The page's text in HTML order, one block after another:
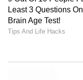
ನೀವು
ಸಂಗ್ರಹಿಸಬಾರದು.
ಕೆಲವು
ಬ್ಯಾಕ್ಟೀರಿಯಾಗಳು